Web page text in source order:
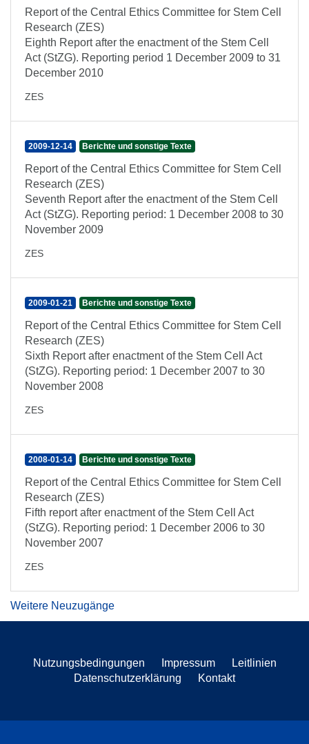
Report of the Central Ethics Committee for Stem Cell
Research (ZES)
Eighth Report after the enactment of the Stem Cell
Act (StZG). Reporting period 1 December 2009 to 31
December 2010
ZES
2009-12-14 Berichte und sonstige Texte
Report of the Central Ethics Committee for Stem Cell
Research (ZES)
Seventh Report after the enactment of the Stem Cell
Act (StZG). Reporting period: 1 December 2008 to 30
November 2009
ZES
2009-01-21 Berichte und sonstige Texte
Report of the Central Ethics Committee for Stem Cell
Research (ZES)
Sixth Report after enactment of the Stem Cell Act
(StZG). Reporting period: 1 December 2007 to 30
November 2008
ZES
2008-01-14 Berichte und sonstige Texte
Report of the Central Ethics Committee for Stem Cell
Research (ZES)
Fifth report after enactment of the Stem Cell Act
(StZG). Reporting period: 1 December 2006 to 30
November 2007
ZES
Weitere Neuzugänge
Nutzungsbedingungen Impressum
Leitlinien
Datenschutzerklärung
Kontakt